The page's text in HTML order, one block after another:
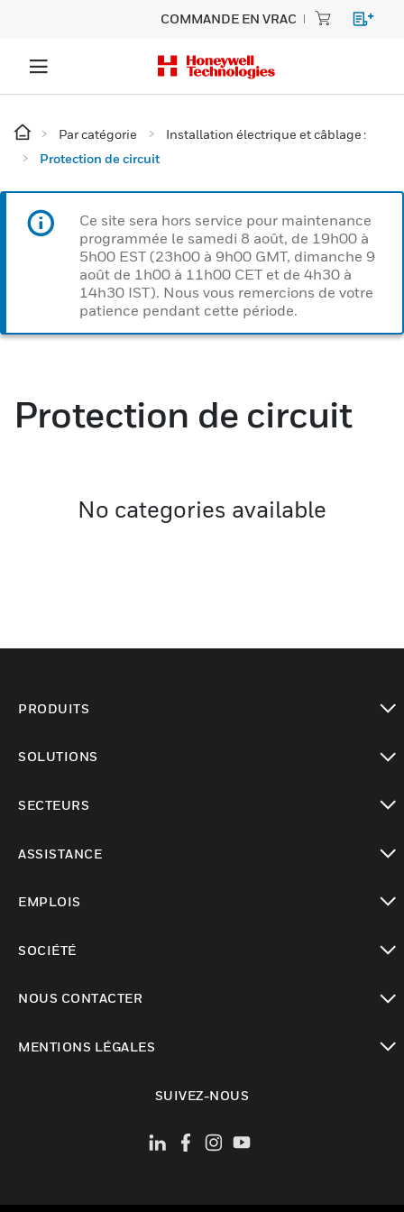
COMMANDE EN VRAC
Par catégorie
Installation électrique et câblage :
Protection de circuit
Ce site sera hors service pour maintenance
programmée le samedi 8 août, de 19h00 à
5h00 EST (23h00 à 9h00 GMT, dimanche 9
août de 1h00 à 11h00 CET et de 4h30 à
14h30 IST). Nous vous remercions de votre
patience pendant cette période.
Protection de circuit
No categories available
PRODUITS
SOLUTIONS
SECTEURS
ASSISTANCE
EMPLOIS
SOCIÉTÉ
NOUS CONTACTER
MENTIONS LÉGALES
SUIVEZ-NOUS